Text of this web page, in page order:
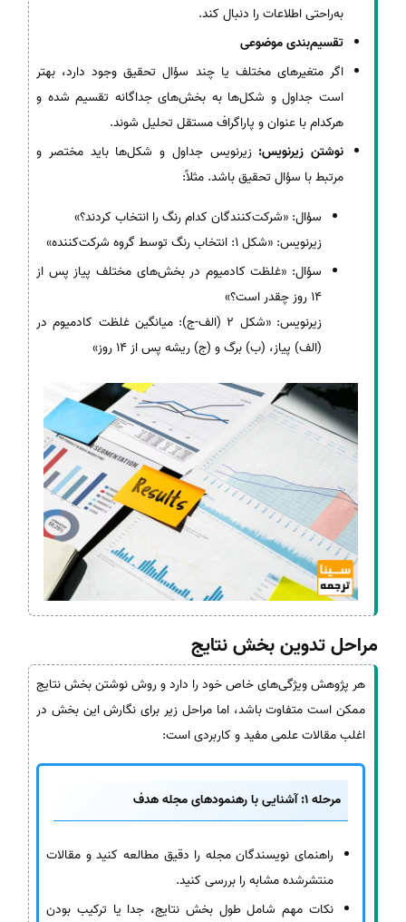
به‌راحتی اطلاعات را دنبال کند.
تقسیم‌بندی موضوعی
اگر متغیرهای مختلف یا چند سؤال تحقیق وجود دارد، بهتر
است جداول و شکل‌ها به بخش‌های جداگانه تقسیم شده و
هرکدام با عنوان و پاراگراف مستقل تحلیل شوند.
نوشتن زیرنویس: زیرنویس جداول و شکل‌ها باید مختصر و
مرتبط با سؤال تحقیق باشد. مثلاً:
سؤال: «شرکت‌کنندگان کدام رنگ را انتخاب کردند؟»
زیرنویس: «شکل 1: انتخاب رنگ توسط گروه شرکت‌کننده»
سؤال: «غلظت کادمیوم در بخش‌های مختلف پیاز پس از
14 روز چقدر است؟»
زیرنویس: «شکل 2 (الف-ج): میانگین غلظت کادمیوم در
(الف) پیاز، (ب) برگ و (ج) ریشه پس از 14 روز»
مراحل تدوین بخش نتایج
هر پژوهش ویژگی‌های خاص خود را دارد و روش نوشتن بخش نتایج
ممکن است متفاوت باشد، اما مراحل زیر برای نگارش این بخش در
اغلب مقالات علمی مفید و کاربردی است:
مرحله 1: آشنایی با رهنمودهای مجله هدف
راهنمای نویسندگان مجله را دقیق مطالعه کنید و مقالات
منتشرشده مشابه را بررسی کنید.
نکات مهم شامل طول بخش نتایج، جدا یا ترکیب بودن